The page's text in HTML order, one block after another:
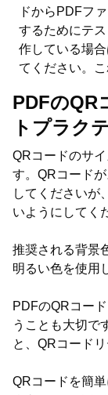
ドからPDFフ
するためにテ
作している場
てください。こ
PDFのQR
トプラク
QRコードのサ
す。QRコード
してくださいが
いようにしてく
推奨される背景
明るい色を使用
PDFのQRコー
うことも大切で
と、QRコード
QRコードを簡